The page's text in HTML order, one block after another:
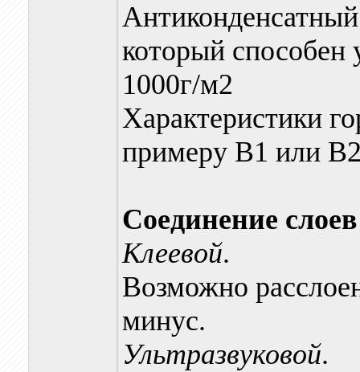
который способен
1000г/м2
Характеристики
примеру В1 или
Соединение
Клеевой.
Возможно
минус.
Ультразвуковой.